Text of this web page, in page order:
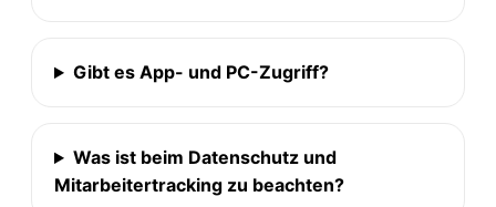
Gibt es App- und PC-Zugriff?
Was ist beim Datenschutz und
Mitarbeitertracking zu beachten?